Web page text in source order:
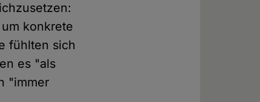
konkrete
fühlten sich
es "als
"immer